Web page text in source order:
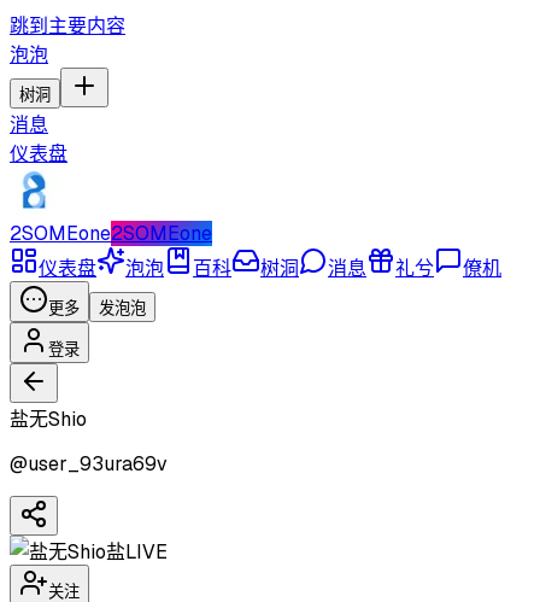
跳到主要内容
泡泡
树洞
消息
仪表盘
2SOMEone2SOMEone
仪表盘
泡泡 百科 树洞 消息 礼兮 僚机
更多 发泡泡
登录
盐无Shio
@user_93ura69v
盐LIVE
关注